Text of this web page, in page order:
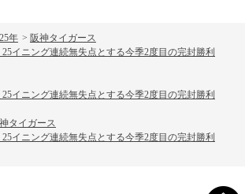
年 > 阪神タイガース
25イニング連続無失点とする今季2度目の完封勝利
25イニング連続無失点とする今季2度目の完封勝利
タイガース
25イニング連続無失点とする今季2度目の完封勝利